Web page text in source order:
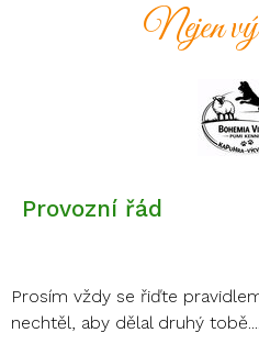
Nejen
Provozní řád
Prosím vždy se řiďte
nechtěl, aby dělal druhý tobě....